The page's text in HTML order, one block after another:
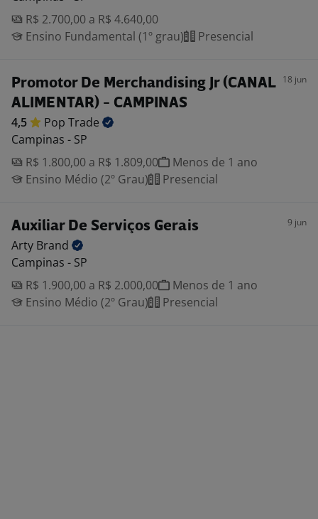
R$ 2.700,00 a R$ 4.640,00
Ensino Fundamental (1º grau)
Presencial
Promotor De Merchandising Jr (CANAL
ALIMENTAR) - CAMPINAS
18 jun
4,5 Pop Trade
Campinas - SP
R$ 1.800,00 a R$ 1.809,00
Menos de 1 ano
Ensino Médio (2º Grau)
Presencial
Auxiliar De Serviços Gerais 9 jun
Arty Brand
Campinas - SP
R$ 1.900,00 a R$ 2.000,00
Menos de 1 ano
Ensino Médio (2º Grau)
Presencial